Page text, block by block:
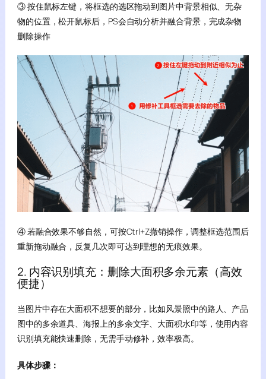
③ 按住鼠标左键，将框选的选区拖动到图片中背景相似、无杂
物的位置，松开鼠标后，PS会自动分析并融合背景，完成杂物
删除操作
④ 若融合效果不够自然，可按Ctrl+Z撤销操作，调整框选范围后
重新拖动融合，反复几次即可达到理想的无痕效果。
2. 内容识别填充：删除大面积多余元素（高效
便捷）
当图片中存在大面积不想要的部分，比如风景照中的路人、产品
图中的多余道具、海报上的多余文字、大面积水印等，使用内容
识别填充能快速删除，无需手动修补，效率极高。
具体步骤：